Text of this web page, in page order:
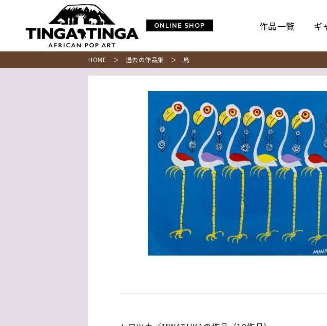
ONLINE SHOP 作品一覧 ギ
HOME ＞ 過去の作品集 ＞ 鳥